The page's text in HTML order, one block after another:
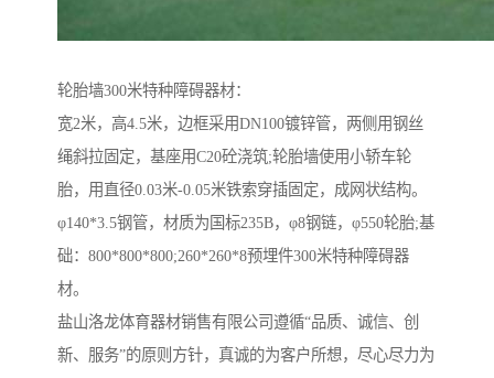
轮胎墙300米特种障碍器材：
宽2米，高4.5米，边框采用DN100镀锌管，两侧用钢丝
绳斜拉固定，基座用C20砼浇筑;轮胎墙使用小轿车轮
胎，用直径0.03米-0.05米铁索穿插固定，成网状结构。
φ140*3.5钢管，材质为国标235B，φ8钢链，φ550轮胎;基
础：800*800*800;260*260*8预埋件300米特种障碍器
材。
盐山洛龙体育器材销售有限公司遵循“品质、诚信、创
新、服务”的原则方针，真诚的为客户所想，尽心尽力为